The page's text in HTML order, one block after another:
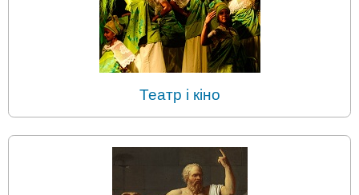
Театр і кіно